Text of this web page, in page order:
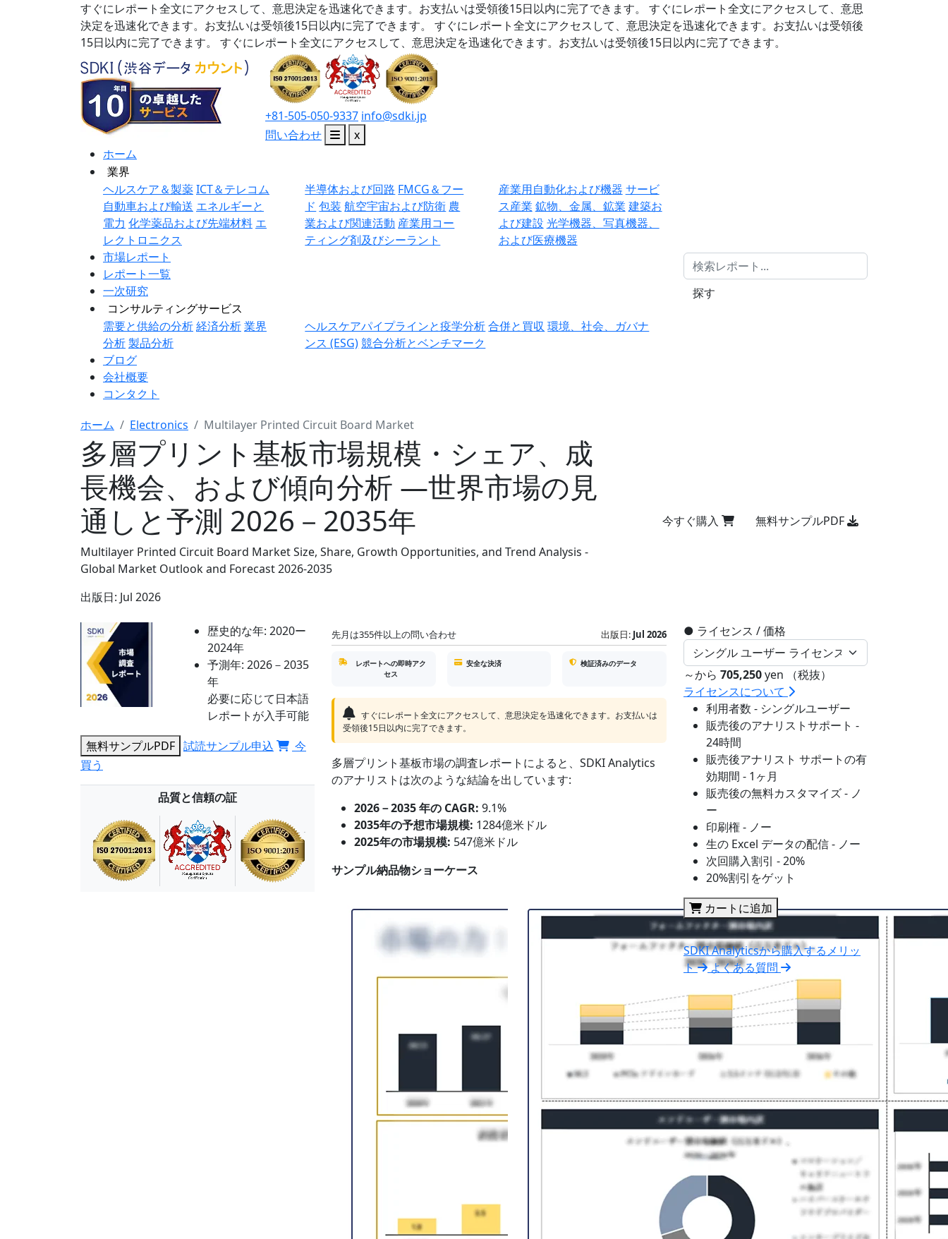
すぐにレポート全文にアクセスして、意思決定を迅速化できます。お支払いは受領後15日以内に完了できます。
すぐにレポート全文にアクセスして、意思
決定を迅速化できます。お支払いは受領後15日以内に完了できます。
すぐにレポート全文にアクセスして、意思決定を迅速化できます。お支払いは受領後
15日以内に完了できます。
すぐにレポート全文にアクセスして、意思決定を迅速化できます。お支払いは受領後15日以内に完了できます。
+81-505-050-9337 info@sdki.jp
問い合わせ
x
ホーム
業界
ヘルスケア＆製薬ICT＆テレコム
自動車および輸送 エネルギーと
電力 化学薬品および先端材料 エ
レクトロニクス
半導体および回路 FMCG＆フー
ド 包装 航空宇宙および防衛 農
業および関連活動 産業用コー
ティング剤及びシーラント
産業用自動化および機器 サービ
ス産業 鉱物、金属、鉱業 建築お
よび建設 光学機器、写真機器、
および医療機器
市場レポート
レポート一覧
一次研究
コンサルティングサービス
需要と供給の分析経済分析業界
分析製品分析
ヘルスケアパイプラインと疫学分析合併と買収 環境、社会、ガバナ
ンス (ESG)競合分析とベンチマーク
ブログ
会社概要
コンタクト
探す
ホーム Electronics Multilayer Printed Circuit Board Market
多層プリント基板市場規模・シェア、成
長機会、および傾向分析 ―世界市場の見
通しと予測 2026－2035年
Multilayer Printed Circuit Board Market Size, Share, Growth Opportunities, and Trend Analysis -
Global Market Outlook and Forecast 2026-2035
出版日: Jul 2026
今すぐ購入 無料サンプルPDF
歴史的な年: 2020ー
2024年
予測年: 2026－2035
年
必要に応じて日本語
レポートが入手可能
無料サンプルPDF 試読サンプル申込
今
買う
品質と信頼の証
先月は355件以上の問い合わせ 出版日: Jul 2026
レポートへの即時アク
セス
安全な決済 検証済みのデータ
すぐにレポート全文にアクセスして、意思決定を迅速化できます。お支払いは
受領後15日以内に完了できます。
多層プリント基板市場の調査レポートによると、SDKI Analytics
のアナリストは次のような結論を出しています:
2026－2035 年の CAGR: 9.1%
2035年の予想市場規模: 1284億米ドル
2025年の市場規模: 547億米ドル
サンプル納品物ショーケース
● ライセンス / 価格
～から 705,250yen （税抜）
ライセンスについて
利用者数 - シングルユーザー
販売後のアナリストサポート -
24時間
販売後アナリスト サポートの有
効期間 - 1ヶ月
販売後の無料カスタマイズ - ノ
ー
印刷権 - ノー
生の Excel データの配信 - ノー
次回購入割引 - 20%
20%割引をゲット
カートに追加
SDKI Analyticsから購入するメリッ
ト
よくある質問